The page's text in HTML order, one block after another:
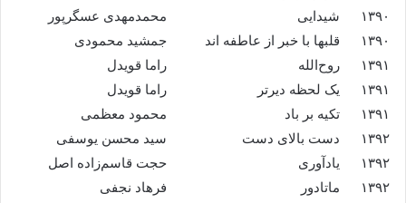
۱۳۹۰
شیدایی
محمدمهدی عسگرپور
۱۳۹۰
قلبها با خبر از عاطفه اند
جمشید محمودی
۱۳۹۱
روح‌الله
راما قویدل
۱۳۹۱
یک لحظه دیرتر
راما قویدل
۱۳۹۱
تکیه بر باد
محمود معظمی
۱۳۹۲
دست بالای دست
سید محسن یوسفی
۱۳۹۲
یادآوری
حجت قاسم‌زاده اصل
۱۳۹۲
ماتادور
فرهاد نجفی